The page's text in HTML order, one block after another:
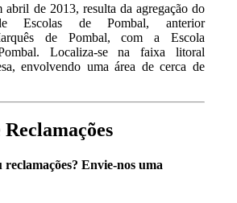
abril de 2013, resulta da agregação do
Escolas de Pombal, anterior
de Pombal, com a Escola
Localiza-se na faixa litoral
envolvendo uma área de cerca de
Reclamações
reclamações? Envie-nos uma